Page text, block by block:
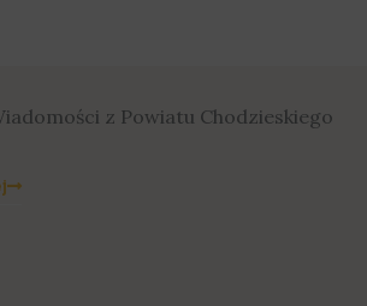
z Powiatu Chodzieskiego